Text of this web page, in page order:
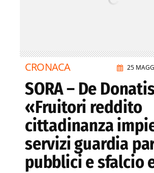
25
CRONACA
SORA – De
«Fruitori reddito
cittadinanza
servizi guardia
pubblici e sfalcio